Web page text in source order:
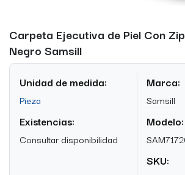
Carpeta Ejecutiva de Piel Con
Negro Samsill
Unidad de medida:
Pieza
Existencias:
Consultar disponibilidad
Marca:
Samsill
Modelo:
SKU: